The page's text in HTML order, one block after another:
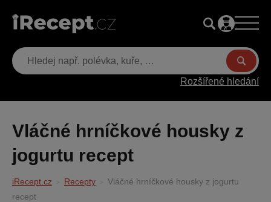
Rozšířené hledání
Vláčné hrníčkové housky z
jogurtu recept
iRecept.cz Recepty
Vláčné hrníčkové housky z jogurtu
recept